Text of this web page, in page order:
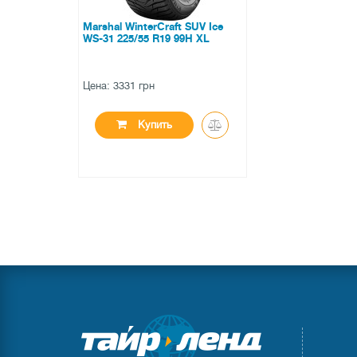
Marshal WinterCraft SUV Ice
WS-31 225/55 R19 99H XL
Цена: 3331 грн
Купить